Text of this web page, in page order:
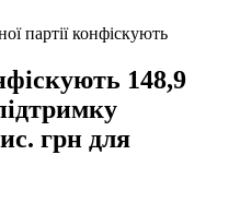
партії конфіскують
148,9
грн для